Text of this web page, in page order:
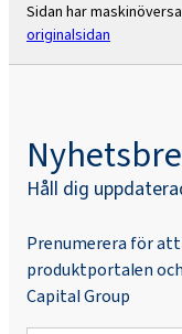
Sidan har
originalsidan
Håll dig
Prenumerera för
produktportalen
Capital Group